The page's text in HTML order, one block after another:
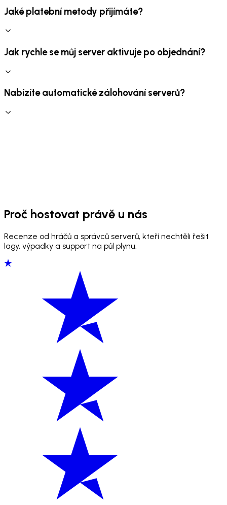
Jaké platební metody přijímáte?
Jak rychle se můj server aktivuje po objednání?
Nabízíte automatické zálohování serverů?
Proč hostovat právě u nás
Recenze od hráčů a správců serverů, kteří nechtěli řešit
lagy, výpadky a support na půl plynu.